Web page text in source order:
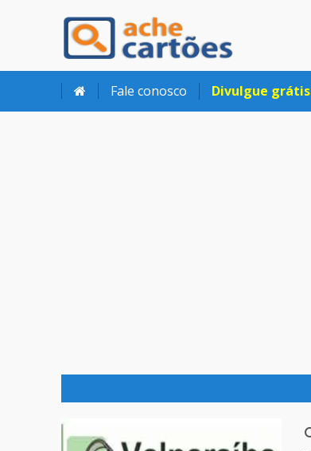
Ache Cartões
Fale conosco Divulgue grátis